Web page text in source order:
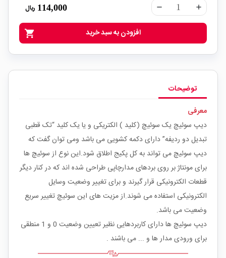
remove add
114,000 ریال
shopping_cart افزودن به سبد خرید
توضیحات
معرفی
دیپ سوئیچ یک سوئیچ (کلید ) الکتریکی و یا یک کلید “تک قطبی
تبدیل دو ردیفه” دارای دکمه کشویی می باشد ومی توان گفت که
دیپ سوئیچ می تواند به کل پکیج اطلاق شود.این نوع از سوئیچ ها
برای مونتاژ بر روی بردهای مدارچاپی طراحی شده اند که در کنار دیگر
قطعات الکترونیکی قرار گیرند و برای تغییر وضعیت وسایل
الکترونیکی استفاده می شوند.از مزیت های این سوئیچ تغییر سریع
وضعیت می باشد.
دیپ سوئیچ ها دارای کاربردهایی نظیر تعیین وضعیت 0 و 1 منطقی
برای ورودی مدار ها و ... می باشند .